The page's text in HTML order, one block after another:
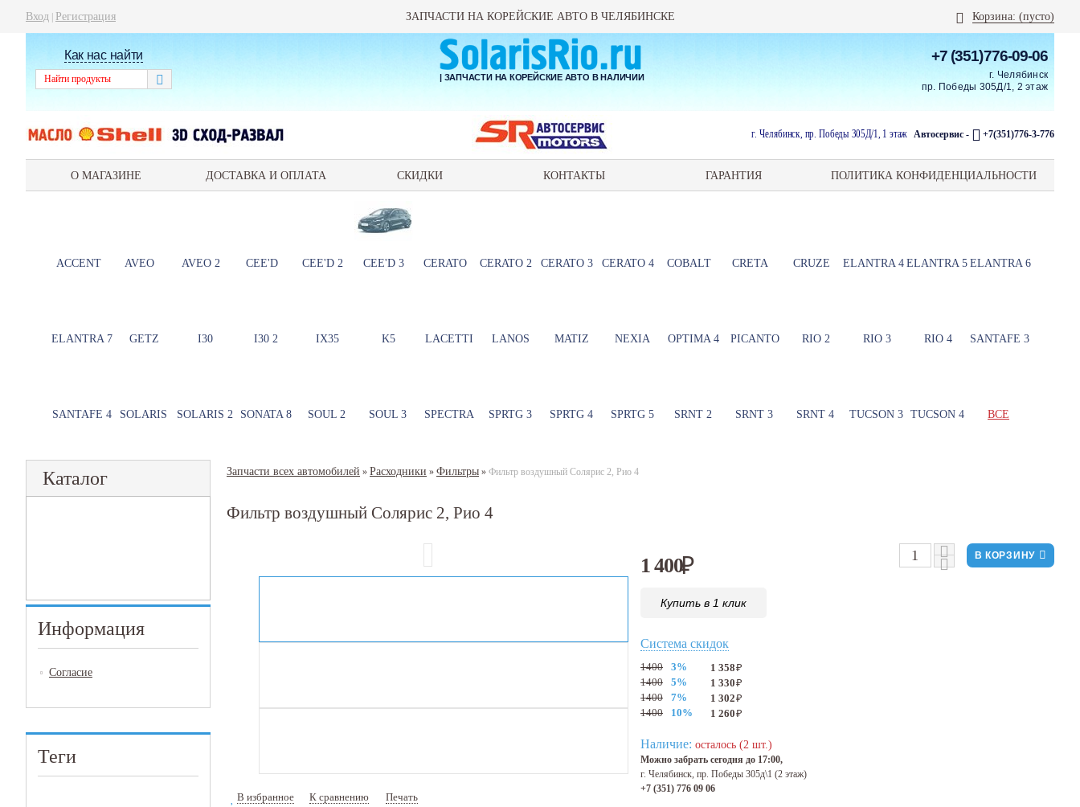
Вход Регистрация ЗАПЧАСТИ НА КОРЕЙСКИЕ АВТО В ЧЕЛЯБИНСКЕ Корзина: (пусто)
Как нас найти +7 (351)776-09-06
г. Челябинск
пр. Победы 305Д/1, 2 этаж
| ЗАПЧАСТИ НА КОРЕЙСКИЕ АВТО В НАЛИЧИИ
г. Челябинск, пр. Победы 305Д/1, 1 этаж Автосервис - +7(351)776-3-776
О МАГАЗИНЕ ДОСТАВКА И ОПЛАТА СКИДКИ КОНТАКТЫ ГАРАНТИЯ ПОЛИТИКА КОНФИДЕНЦИАЛЬНОСТИ
ACCENT AVEO AVEO 2 CEE'D CEE'D 2 CEE'D 3 CERATO CERATO 2 CERATO 3 CERATO 4 COBALT CRETA CRUZE ELANTRA 4ELANTRA 5ELANTRA 6
ELANTRA 7 GETZ I30 I30 2 IX35 K5 LACETTI LANOS MATIZ NEXIA OPTIMA 4 PICANTO RIO 2 RIO 3 RIO 4 SANTAFE 3
SANTAFE 4 SOLARIS SOLARIS 2 SONATA 8 SOUL 2 SOUL 3 SPECTRA SPRTG 3 SPRTG 4 SPRTG 5 SRNT 2 SRNT 3 SRNT 4 TUCSON 3 TUCSON 4 ВСЕ
Каталог
Информация
Согласие
Теги
Запчасти всех автомобилей » Расходники » Фильтры » Фильтр воздушный Солярис 2, Рио 4
Фильтр воздушный Солярис 2, Рио 4
В избранное К сравнению Печать
1 400₽
В КОРЗИНУ
Купить в 1 клик
Система скидок
1400 3% 1 358₽
1400 5% 1 330₽
1400 7% 1 302₽
1400 10% 1 260₽
Наличие: осталось (2 шт.)
Можно забрать сегодня до 17:00,
г. Челябинск, пр. Победы 305д\1 (2 этаж)
+7 (351) 776 09 06